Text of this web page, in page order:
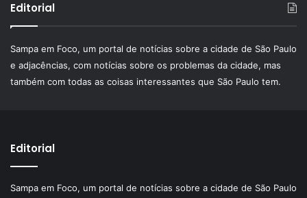
Editorial
Sampa em Foco, um portal de notícias sobre a cidade de São Paulo
e adjacências, com notícias sobre os problemas da cidade, mas
também com todas as coisas interessantes que São Paulo tem.
Editorial
Sampa em Foco, um portal de notícias sobre a cidade de São Paulo